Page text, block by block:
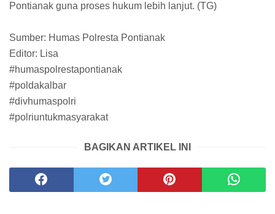
Pontianak guna proses hukum lebih lanjut. (TG)
Sumber: Humas Polresta Pontianak
Editor: Lisa
#humaspolrestapontianak
#poldakalbar
#divhumaspolri
#polriuntukmasyarakat
BAGIKAN ARTIKEL INI